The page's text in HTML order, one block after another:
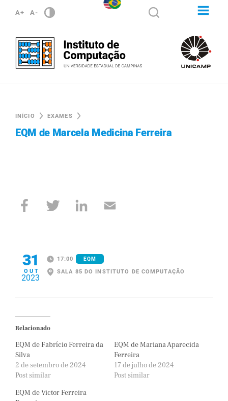
A+ A-
INÍCIO EXAMES
EQM de Marcela Medicina Ferreira
31
OUT
2023
17:00 EQM
SALA 85 DO INSTITUTO DE COMPUTAÇÃO
Relacionado
EQM de Fabrício Ferreira da
Silva
2 de setembro de 2024
Post similar
EQM de Mariana Aparecida
Ferreira
17 de julho de 2024
Post similar
EQM de Victor Ferreira